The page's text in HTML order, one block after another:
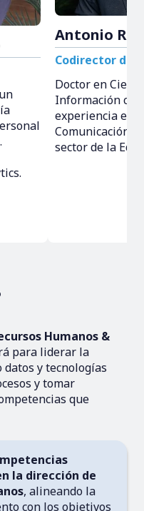
Antonio
Codirector del
Doctor en
Información con
experiencia en
Comunicación y
sector de la
Humanos &
para liderar la
y tecnologías
y tomar
que
la dirección de
, alineando la
con los objetivos